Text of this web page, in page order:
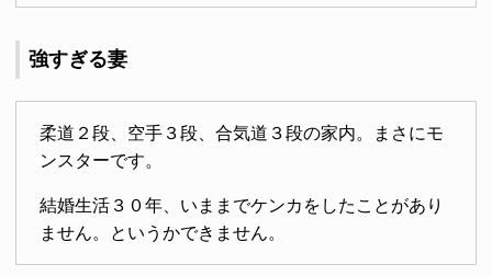
強すぎる妻
柔道２段、空手３段、合気道３段の家内。まさにモ
ンスターです。
結婚生活３０年、いままでケンカをしたことがあり
ません。というかできません。